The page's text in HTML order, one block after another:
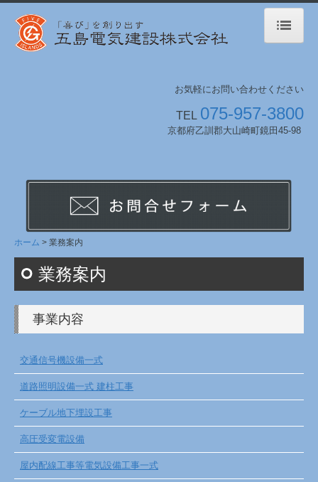
1974年-2009年
環境への取組み
会社案内
採用情報
採用特設サイト
お気軽にお問い合わせください
TEL 075-957-3800
京都府乙訓郡大山崎町鏡田45-98
ホーム 業務案内
業務案内
事業内容
交通信号機設備一式
道路照明設備一式 建柱工事
ケーブル地下埋設工事
高圧受変電設備
屋内配線工事等電気設備工事一式